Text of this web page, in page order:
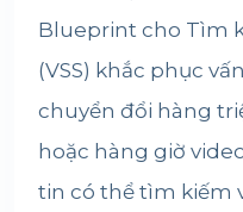
Blueprint cho Tìm
(VSS) khắc phục
chuyển đổi hàng
hoặc hàng giờ
tin có thể tìm kiếm